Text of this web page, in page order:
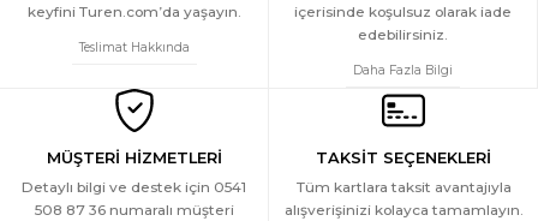
keyfini Turen.com’da yaşayın.
Teslimat Hakkında
içerisinde koşulsuz olarak iade
edebilirsiniz.
Daha Fazla Bilgi
MÜŞTERİ HİZMETLERİ
Detaylı bilgi ve destek için 0541
508 87 36 numaralı müşteri
TAKSİT SEÇENEKLERİ
Tüm kartlara taksit avantajıyla
alışverişinizi kolayca tamamlayın.